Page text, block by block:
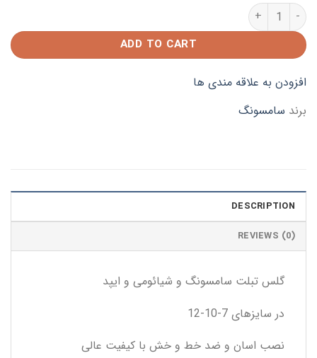
گلس تبلت سامسونگ A8 quantity
ADD TO CART
افزودن به علاقه مندی ها
برند سامسونگ
DESCRIPTION
REVIEWS (0)
گلس تبلت سامسونگ و شیائومی و ایپد
در سایزهای 7-10-12
نصب اسان و ضد خط و خش با کیفیت عالی